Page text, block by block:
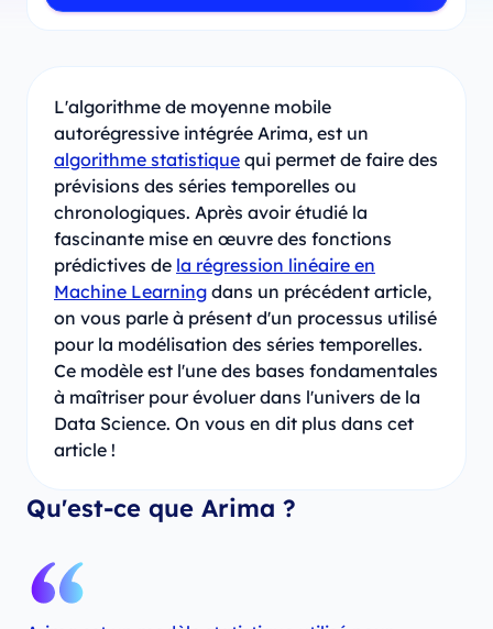
L'algorithme de moyenne mobile
autorégressive intégrée Arima, est un
algorithme statistique qui permet de faire des
prévisions des séries temporelles ou
chronologiques. Après avoir étudié la
fascinante mise en œuvre des fonctions
prédictives de la régression linéaire en
Machine Learning dans un précédent article,
on vous parle à présent d'un processus utilisé
pour la modélisation des séries temporelles.
Ce modèle est l'une des bases fondamentales
à maîtriser pour évoluer dans l'univers de la
Data Science. On vous en dit plus dans cet
article !
Qu'est-ce que Arima ?